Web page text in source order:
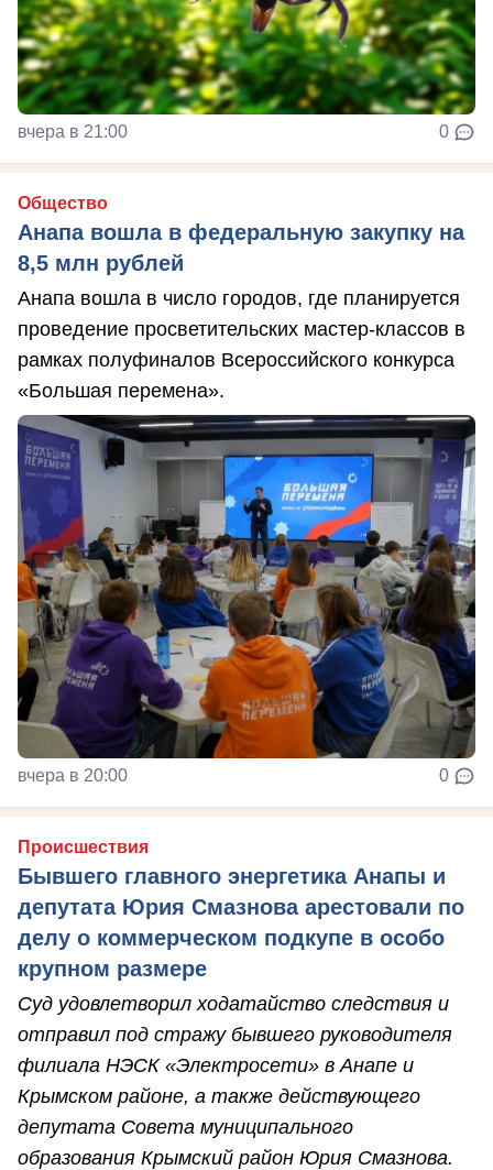
вчера в 21:00 0
Общество
Анапа вошла в федеральную закупку на
8,5 млн рублей
Анапа вошла в число городов, где планируется
проведение просветительских мастер-классов в
рамках полуфиналов Всероссийского конкурса
«Большая перемена».
вчера в 20:00 0
Происшествия
Бывшего главного энергетика Анапы и
депутата Юрия Смазнова арестовали по
делу о коммерческом подкупе в особо
крупном размере
Суд удовлетворил ходатайство следствия и
отправил под стражу бывшего руководителя
филиала НЭСК «Электросети» в Анапе и
Крымском районе, а также действующего
депутата Совета муниципального
образования Крымский район Юрия Смазнова.